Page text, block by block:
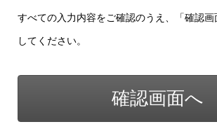
すべての入力内容をご確認のうえ、「確認
してください。